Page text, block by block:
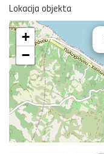
Lokacija objekta
+
−